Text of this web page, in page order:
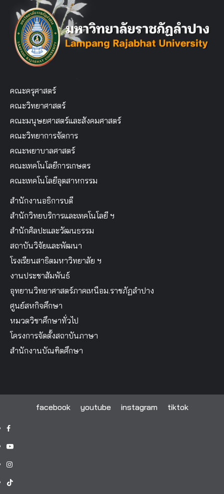
คณะครุศาสตร์
คณะวิทยาศาสตร์
คณะมนุษยศาสตร์และสังคมศาสตร์
คณะวิทยาการจัดการ
คณะพยาบาลศาสตร์
คณะเทคโนโลยีการเกษตร
คณะเทคโนโลยีอุตสาหกรรม
สำนักงานอธิการบดี
สำนักวิทยบริการและเทคโนโลยี ฯ
สำนักศิลปะและวัฒนธรรม
สถาบันวิจัยและพัฒนา
โรงเรียนสาธิตมหาวิทยาลัย ฯ
งานประชาสัมพันธ์
อุทยานวิทยาศาสตร์ภาคเหนือม.ราชภัฏลำปาง
ศูนย์สหกิจศึกษา
หมวดวิชาศึกษาทั่วไป
โครงการจัดตั้งสถาบันภาษา
สำนักงานบัณฑิตศึกษา
facebook youtube instagram tiktok
facebook
youtube
instagram
tiktok